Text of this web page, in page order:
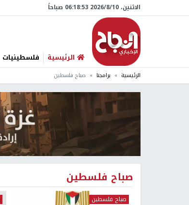
الاثنين، 10/‏8/‏2026 06:18:54 صباحاً
الرئيسية فلسطينيات
الرئيسية برامجنا صباح فلسطين
صباح فلسطين
صباح فلسطين